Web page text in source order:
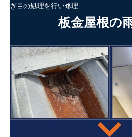
ぎ目の処理を行い修理
板金屋根の